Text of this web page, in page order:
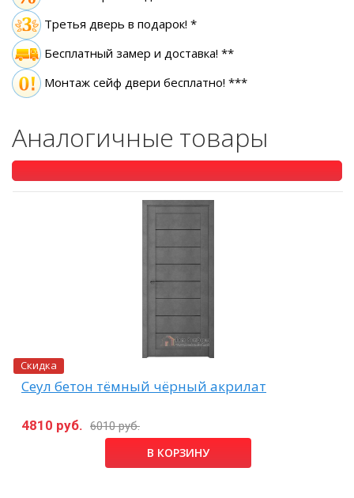
Третья дверь в подарок! *
Бесплатный замер и доставка! **
Монтаж сейф двери бесплатно! ***
Аналогичные товары
Скидка
Сеул бетон тёмный чёрный акрилат
4810 руб. 6010 руб.
В КОРЗИНУ